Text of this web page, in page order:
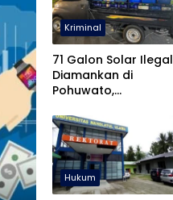
Kriminal
71 Galon Solar Ilegal
Diamankan di
Pohuwato,
Diselidiki
Hukum